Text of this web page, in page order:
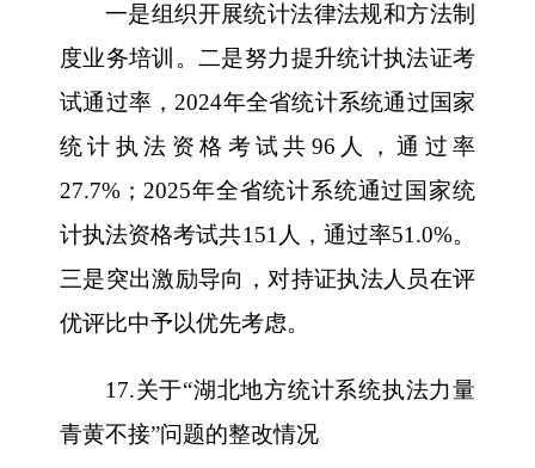
一是组织开展统计法律法规和方法制
度业务培训。二是努力提升统计执法证考
试通过率，2024年全省统计系统通过国家
统计执法资格考试共96人，通过率
27.7%；2025年全省统计系统通过国家统
计执法资格考试共151人，通过率51.0%。
三是突出激励导向，对持证执法人员在评
优评比中予以优先考虑。
17.关于“湖北地方统计系统执法力量
青黄不接”问题的整改情况